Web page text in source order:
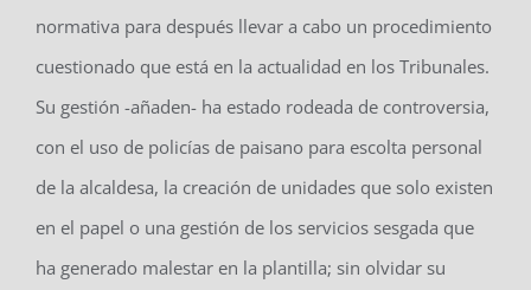
normativa para después llevar a cabo un procedimiento
cuestionado que está en la actualidad en los Tribunales.
Su gestión -añaden- ha estado rodeada de controversia,
con el uso de policías de paisano para escolta personal
de la alcaldesa, la creación de unidades que solo existen
en el papel o una gestión de los servicios sesgada que
ha generado malestar en la plantilla; sin olvidar su